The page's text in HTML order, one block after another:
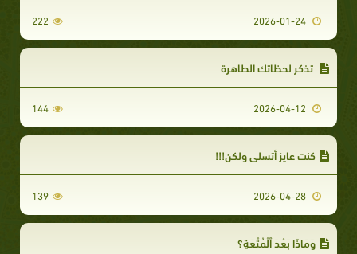
222
تذكر لحظاتك الطاهرة
144
كنت عايز أتسلى ولكن!!!
139
وَمَاذَا بَعْدَ ٱلْمُتْعَةِ؟